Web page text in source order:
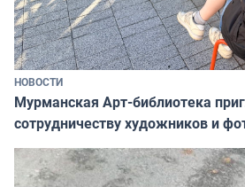
НОВОСТИ
Мурманская Арт-библиотека
сотрудничеству художников и